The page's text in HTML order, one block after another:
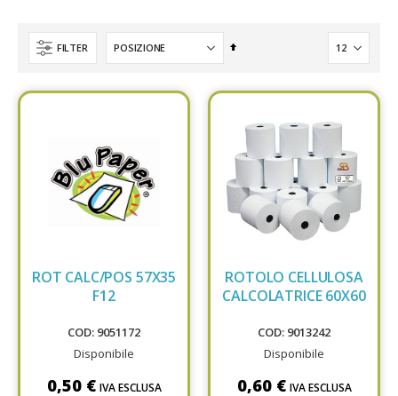
FILTER
Set
ROT CALC/POS 57X35
F12
COD: 9051172
Disponibile
0,50 € IVA ESCLUSA
ROTOLO CELLULOSA
CALCOLATRICE 60X60
COD: 9013242
Disponibile
0,60 € IVA ESCLUSA